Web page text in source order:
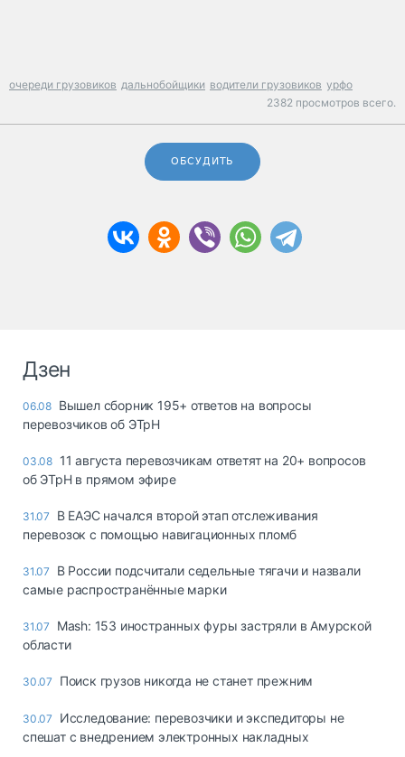
очереди грузовиков дальнобойщики водители грузовиков урфо
2382 просмотров всего.
ОБСУДИТЬ
Дзен
06.08 Вышел сборник 195+ ответов на вопросы
перевозчиков об ЭТрН
03.08 11 августа перевозчикам ответят на 20+ вопросов
об ЭТрН в прямом эфире
31.07
В ЕАЭС начался второй этап отслеживания
перевозок с помощью навигационных пломб
31.07
В России подсчитали седельные тягачи и назвали
самые распространённые марки
31.07
Mash: 153 иностранных фуры застряли в Амурской
области
30.07 Поиск грузов никогда не станет прежним
30.07
Исследование: перевозчики и экспедиторы не
спешат с внедрением электронных накладных